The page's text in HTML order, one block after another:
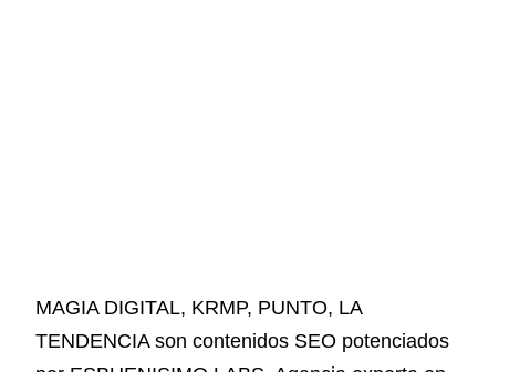
MAGIA DIGITAL, KRMP, PUNTO, LA
TENDENCIAson contenidos SEO potenciados